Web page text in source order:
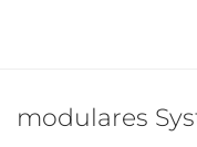
modulares